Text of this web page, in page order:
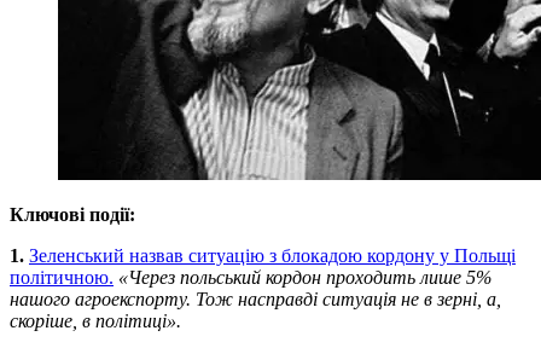
Ключові події:
1. Зеленський назвав ситуацію з блокадою кордону у Польщі
політичною. «Через польський кордон проходить лише 5%
нашого агроекспорту. Тож насправді ситуація не в зерні, а,
скоріше, в політиці».